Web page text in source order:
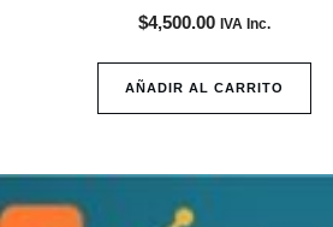
$4,500.00 IVA Inc.
AÑADIR AL CARRITO